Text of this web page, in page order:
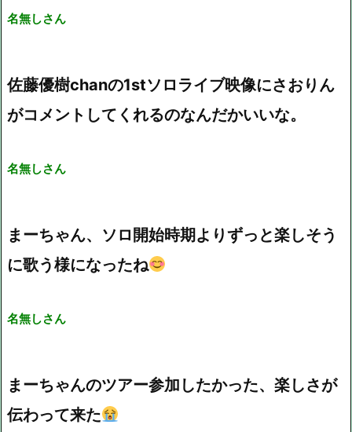
名無しさん
佐藤優樹chanの1stソロライブ映像にさおりん
がコメントしてくれるのなんだかいいな。
名無しさん
まーちゃん、ソロ開始時期よりずっと楽しそう
に歌う様になったね
名無しさん
まーちゃんのツアー参加したかった、楽しさが
伝わって来た